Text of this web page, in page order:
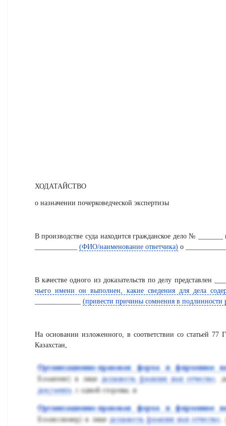
ХОДАТАЙСТВО
о назначении почерковедческой экспертизы
В производстве суда находится гражданское дело №
(ФИО/наименование ответчика) о
В качестве одного из доказательств по делу представлен
чьего имени он выполнен, какие сведения для дела
(привести причины сомнения в подлинности
На основании изложенного, в соответствии со статьей 77
Казахстан,